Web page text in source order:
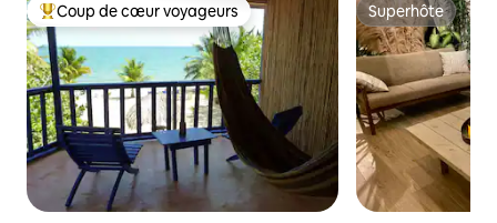
Coup de cœur voyageurs parmi les plus aimés
Coup de cœur voyageurs Superhôte
Superhôte